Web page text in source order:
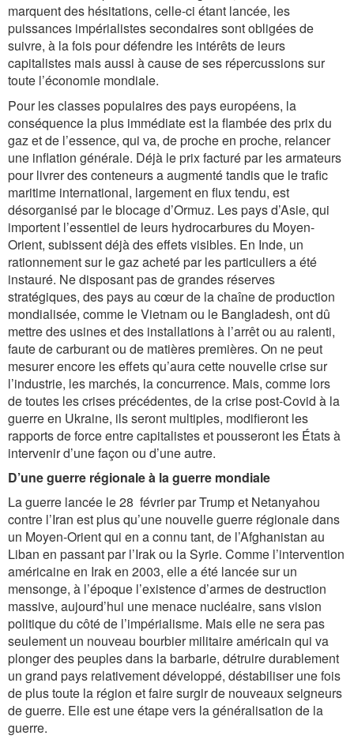
marquent des hésitations, celle-ci étant lancée, les
puissances impérialistes secondaires sont obligées de
suivre, à la fois pour défendre les intérêts de leurs
capitalistes mais aussi à cause de ses répercussions sur
toute l’économie mondiale.
Pour les classes populaires des pays européens, la
conséquence la plus immédiate est la flambée des prix du
gaz et de l’essence, qui va, de proche en proche, relancer
une inflation générale. Déjà le prix facturé par les armateurs
pour livrer des conteneurs a augmenté tandis que le trafic
maritime international, largement en flux tendu, est
désorganisé par le blocage d’Ormuz. Les pays d’Asie, qui
importent l’essentiel de leurs hydrocarbures du Moyen-
Orient, subissent déjà des effets visibles. En Inde, un
rationnement sur le gaz acheté par les particuliers a été
instauré. Ne disposant pas de grandes réserves
stratégiques, des pays au cœur de la chaîne de production
mondialisée, comme le Vietnam ou le Bangladesh, ont dû
mettre des usines et des installations à l’arrêt ou au ralenti,
faute de carburant ou de matières premières. On ne peut
mesurer encore les effets qu’aura cette nouvelle crise sur
l’industrie, les marchés, la concurrence. Mais, comme lors
de toutes les crises précédentes, de la crise post-Covid à la
guerre en Ukraine, ils seront multiples, modifieront les
rapports de force entre capitalistes et pousseront les États à
intervenir d’une façon ou d’une autre.
D’une guerre régionale à la guerre mondiale
La guerre lancée le 28 février par Trump et Netanyahou
contre l’Iran est plus qu’une nouvelle guerre régionale dans
un Moyen-Orient qui en a connu tant, de l’Afghanistan au
Liban en passant par l’Irak ou la Syrie. Comme l’intervention
américaine en Irak en 2003, elle a été lancée sur un
mensonge, à l’époque l’existence d’armes de destruction
massive, aujourd’hui une menace nucléaire, sans vision
politique du côté de l’impérialisme. Mais elle ne sera pas
seulement un nouveau bourbier militaire américain qui va
plonger des peuples dans la barbarie, détruire durablement
un grand pays relativement développé, déstabiliser une fois
de plus toute la région et faire surgir de nouveaux seigneurs
de guerre. Elle est une étape vers la généralisation de la
guerre.